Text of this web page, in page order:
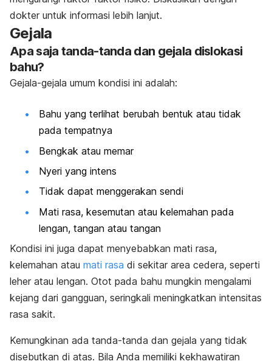
dokter untuk informasi lebih lanjut.
Gejala
Apa saja tanda-tanda dan gejala dislokasi
bahu?
Gejala-gejala umum kondisi ini adalah:
Bahu yang terlihat berubah bentuk atau tidak
pada tempatnya
Bengkak atau memar
Nyeri yang intens
Tidak dapat menggerakan sendi
Mati rasa, kesemutan atau kelemahan pada
lengan, tangan atau tangan
Kondisi ini juga dapat menyebabkan mati rasa,
kelemahan atau mati rasa di sekitar area cedera, seperti
leher atau lengan. Otot pada bahu mungkin mengalami
kejang dari gangguan, seringkali meningkatkan intensitas
rasa sakit.
Kemungkinan ada tanda-tanda dan gejala yang tidak
disebutkan di atas. Bila Anda memiliki kekhawatiran